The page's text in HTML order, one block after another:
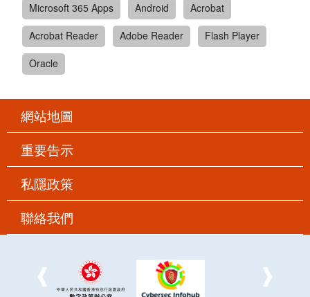
Microsoft 365 Apps
Android
Acrobat
Acrobat Reader
Adobe Reader
Flash Player
Oracle
網站地圖
重要告示
私隱政策
聯絡我們